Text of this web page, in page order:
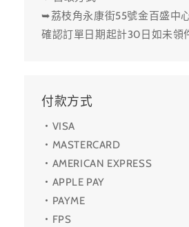
➥荔枝角永康街55號金百盛中
確認訂單日期起計30日如未領
付款方式
・VISA
・MASTERCARD
・AMERICAN EXPRESS
・APPLE PAY
・PAYME
・FPS